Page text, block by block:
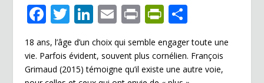
F
ac
e
b
T
w
itt
er
Li
n
k
e
E
m
ai
l
Pr
in
t
Pr
tF
ri
ar
ta
g
18 ans, l’âge d’un choix qui semble engager toute une
vie. Parfois évident, souvent plus cornélien. François
Grimaud (2015) témoigne qu’il existe une autre voie,